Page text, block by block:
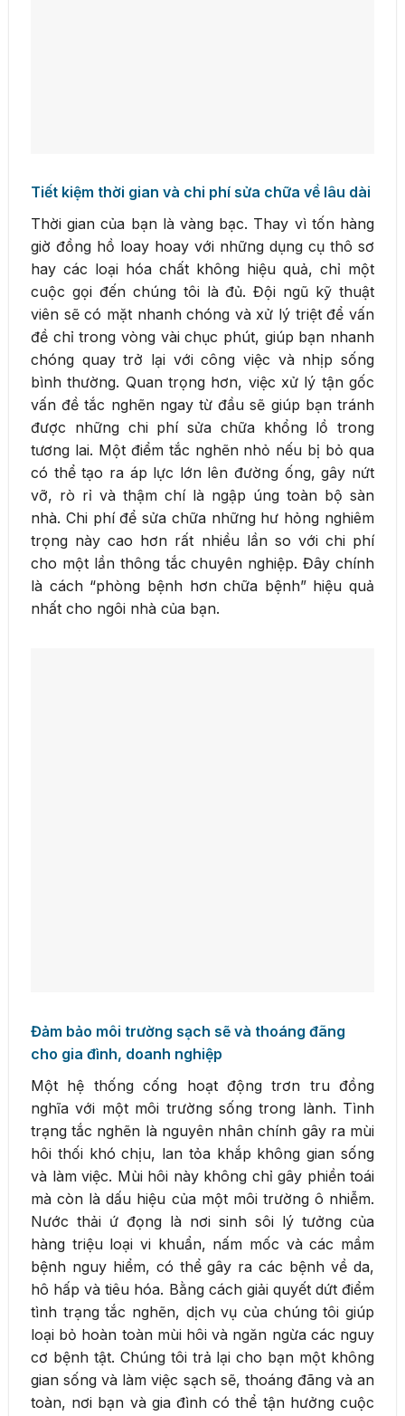
Tiết kiệm thời gian và chi phí sửa chữa về lâu dài
Thời gian của bạn là vàng bạc. Thay vì tốn hàng
giờ đồng hồ loay hoay với những dụng cụ thô sơ
hay các loại hóa chất không hiệu quả, chỉ một
cuộc gọi đến chúng tôi là đủ. Đội ngũ kỹ thuật
viên sẽ có mặt nhanh chóng và xử lý triệt để vấn
đề chỉ trong vòng vài chục phút, giúp bạn nhanh
chóng quay trở lại với công việc và nhịp sống
bình thường. Quan trọng hơn, việc xử lý tận gốc
vấn đề tắc nghẽn ngay từ đầu sẽ giúp bạn tránh
được những chi phí sửa chữa khổng lồ trong
tương lai. Một điểm tắc nghẽn nhỏ nếu bị bỏ qua
có thể tạo ra áp lực lớn lên đường ống, gây nứt
vỡ, rò rỉ và thậm chí là ngập úng toàn bộ sàn
nhà. Chi phí để sửa chữa những hư hỏng nghiêm
trọng này cao hơn rất nhiều lần so với chi phí
cho một lần thông tắc chuyên nghiệp. Đây chính
là cách “phòng bệnh hơn chữa bệnh” hiệu quả
nhất cho ngôi nhà của bạn.
Đảm bảo môi trường sạch sẽ và thoáng đãng
cho gia đình, doanh nghiệp
Một hệ thống cống hoạt động trơn tru đồng
nghĩa với một môi trường sống trong lành. Tình
trạng tắc nghẽn là nguyên nhân chính gây ra mùi
hôi thối khó chịu, lan tỏa khắp không gian sống
và làm việc. Mùi hôi này không chỉ gây phiền toái
mà còn là dấu hiệu của một môi trường ô nhiễm.
Nước thải ứ đọng là nơi sinh sôi lý tưởng của
hàng triệu loại vi khuẩn, nấm mốc và các mầm
bệnh nguy hiểm, có thể gây ra các bệnh về da,
hô hấp và tiêu hóa. Bằng cách giải quyết dứt điểm
tình trạng tắc nghẽn, dịch vụ của chúng tôi giúp
loại bỏ hoàn toàn mùi hôi và ngăn ngừa các nguy
cơ bệnh tật. Chúng tôi trả lại cho bạn một không
gian sống và làm việc sạch sẽ, thoáng đãng và an
toàn, nơi bạn và gia đình có thể tận hưởng cuộc